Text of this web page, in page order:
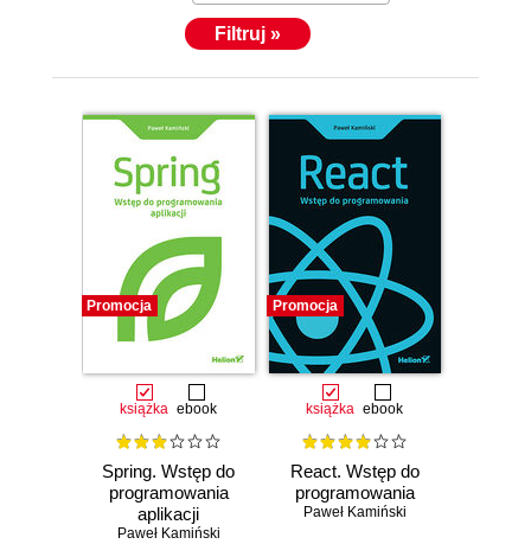
Filtruj »
Promocja
książka ebook
Spring. Wstęp do
programowania
aplikacji
Paweł Kamiński
Promocja
książka ebook
React. Wstęp do
programowania
Paweł Kamiński